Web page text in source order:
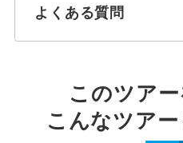
よくある質問
このツア
こんなツア